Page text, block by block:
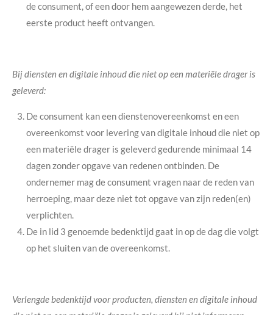
de consument, of een door hem aangewezen derde, het
eerste product heeft ontvangen.
Bij diensten en digitale inhoud die niet op een materiële drager is
geleverd:
De consument kan een dienstenovereenkomst en een
overeenkomst voor levering van digitale inhoud die niet op
een materiële drager is geleverd gedurende minimaal 14
dagen zonder opgave van redenen ontbinden. De
ondernemer mag de consument vragen naar de reden van
herroeping, maar deze niet tot opgave van zijn reden(en)
verplichten.
De in lid 3 genoemde bedenktijd gaat in op de dag die volgt
op het sluiten van de overeenkomst.
Verlengde bedenktijd voor producten, diensten en digitale inhoud